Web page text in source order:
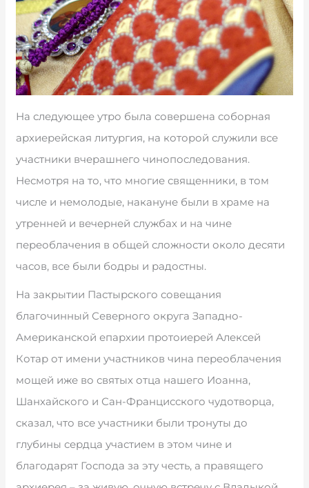
На следующее утро была совершена соборная
архиерейская литургия, на которой служили все
участники вчерашнего чинопоследования.
Несмотря на то, что многие священники, в том
числе и немолодые, накануне были в храме на
утренней и вечерней службах и на чине
переоблачения в общей сложности около десяти
часов, все были бодры и радостны.
На закрытии Пастырского совещания
благочинный Северного округа Западно-
Американской епархии протоиерей Алексей
Котар от имени участников чина переоблачения
мощей иже во святых отца нашего Иоанна,
Шанхайского и Сан-Францисского чудотворца,
сказал, что все участники были тронуты до
глубины сердца участием в этом чине и
благодарят Господа за эту честь, а правящего